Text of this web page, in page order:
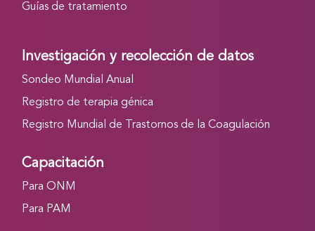
Guías de tratamiento
Investigación y recolección de datos
Sondeo Mundial Anual
Registro de terapia génica
Registro Mundial de Trastornos de la Coagulación
Capacitación
Para ONM
Para PAM